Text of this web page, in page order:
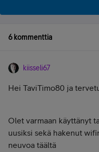
6 kommenttia
kiisseli67
Hei TaviTimo80 ja
Olet varmaan käyttänyt
uusiksi sekä hakenut
neuvoa täältä